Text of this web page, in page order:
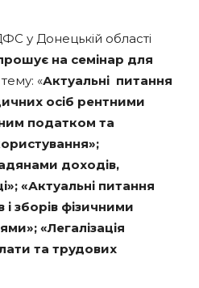
у Донецькій області
на семінар для
«Актуальні питання
осіб рентними
податком та
доходів,
«Актуальні питання
зборів фізичними
«Легалізація
та трудових